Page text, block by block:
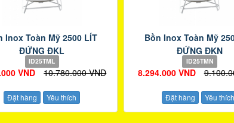
Inox Toàn Mỹ 2500 LÍT
ĐỨNG ĐKL
ID25TML
VND 10.780.000 VND
Đặt hàng Yêu thích
Bồn Inox Toàn Mỹ
ĐỨNG ĐKN
ID25TMN
8.294.000 VND
Đặt hàng Yêu thích